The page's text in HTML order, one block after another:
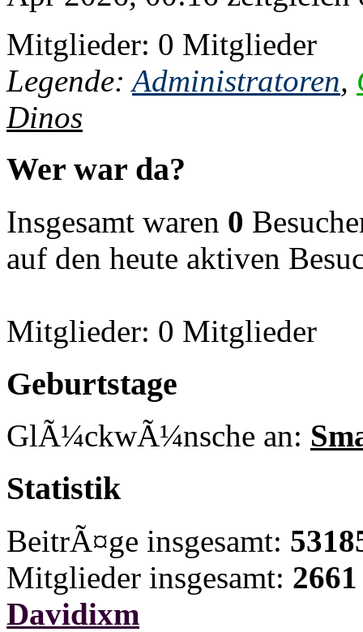
Mitglieder: 0 Mitglieder
Legende: Administratoren,
Dinos
Wer war da?
Insgesamt waren 0
auf den heute aktiven
Mitglieder: 0 Mitglieder
Geburtstage
GlÃ¼ckwÃ¼nsche an:
Statistik
BeitrÃ¤ge insgesamt:
Mitglieder insgesamt: 2661
Davidixm